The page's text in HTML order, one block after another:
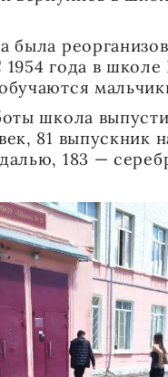
была
года в
школа
81 выпускник
183 —